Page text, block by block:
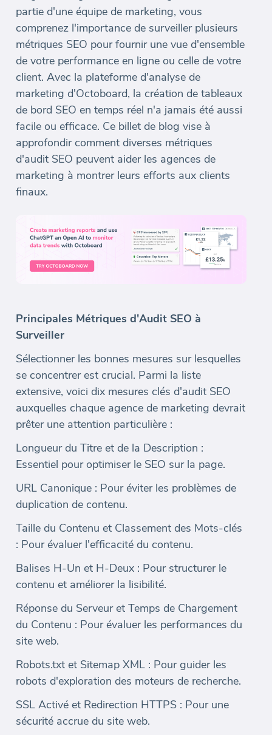
partie d'une équipe de marketing, vous
comprenez l'importance de surveiller plusieurs
métriques SEO pour fournir une vue d'ensemble
de votre performance en ligne ou celle de votre
client. Avec la plateforme d'analyse de
marketing d'Octoboard, la création de tableaux
de bord SEO en temps réel n'a jamais été aussi
facile ou efficace. Ce billet de blog vise à
approfondir comment diverses métriques
d'audit SEO peuvent aider les agences de
marketing à montrer leurs efforts aux clients
finaux.
Principales Métriques d'Audit SEO à
Surveiller
Sélectionner les bonnes mesures sur lesquelles
se concentrer est crucial. Parmi la liste
extensive, voici dix mesures clés d'audit SEO
auxquelles chaque agence de marketing devrait
prêter une attention particulière :
Longueur du Titre et de la Description :
Essentiel pour optimiser le SEO sur la page.
URL Canonique : Pour éviter les problèmes de
duplication de contenu.
Taille du Contenu et Classement des Mots-clés
: Pour évaluer l'efficacité du contenu.
Balises H-Un et H-Deux : Pour structurer le
contenu et améliorer la lisibilité.
Réponse du Serveur et Temps de Chargement
du Contenu : Pour évaluer les performances du
site web.
Robots.txt et Sitemap XML : Pour guider les
robots d'exploration des moteurs de recherche.
SSL Activé et Redirection HTTPS : Pour une
sécurité accrue du site web.